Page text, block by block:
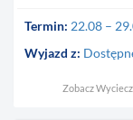
Termin: 22.08 –
Wyjazd z:
Zobacz